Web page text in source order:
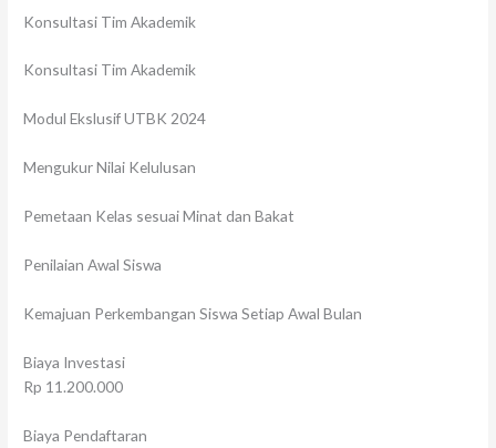
Konsultasi Tim Akademik
Konsultasi Tim Akademik
Modul Ekslusif UTBK 2024
Mengukur Nilai Kelulusan
Pemetaan Kelas sesuai Minat dan Bakat
Penilaian Awal Siswa
Kemajuan Perkembangan Siswa Setiap Awal Bulan
Biaya Investasi
Rp 11.200.000
Biaya Pendaftaran